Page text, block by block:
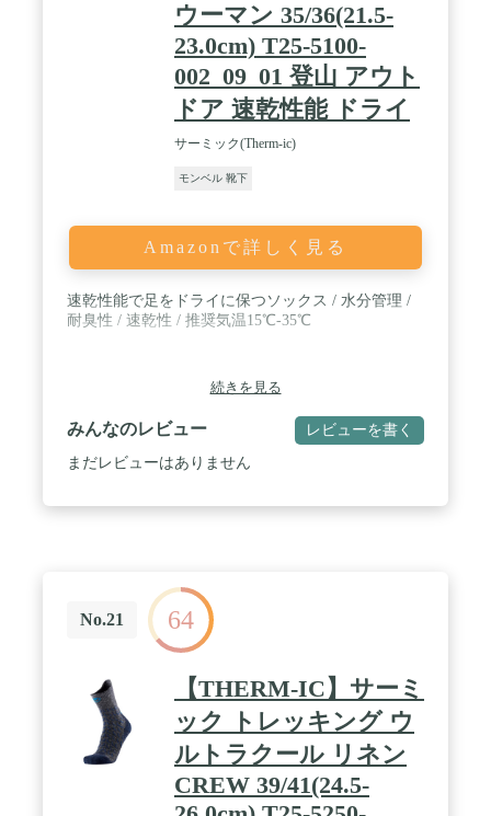
ウーマン 35/36(21.5-
23.0cm) T25-5100-
002_09_01 登山 アウト
ドア 速乾性能 ドライ
サーミック(Therm-ic)
モンベル 靴下
Amazonで詳しく見る
速乾性能で足をドライに保つソックス / 水分管理 /
耐臭性 / 速乾性 / 推奨気温15℃-35℃
続きを見る
みんなのレビュー レビューを書く
まだレビューはありません
No.21 64
【THERM-IC】サーミ
ック トレッキング ウ
ルトラクール リネン
CREW 39/41(24.5-